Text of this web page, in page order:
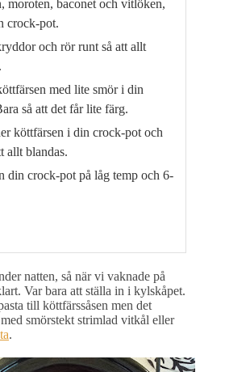
moroten, baconet och vitlöken,
crock-pot.
och rör runt så att allt
med lite smör i din
så att det får lite färg.
köttfärsen i din crock-pot och
allt blandas.
din crock-pot på låg temp och 6-
natten, så när vi vaknade på
Var bara att ställa in i kylskåpet.
till köttfärssåsen men det
smörstekt strimlad vitkål eller
.